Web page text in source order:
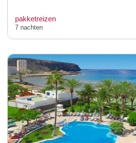
pakketreizen
7 nachten